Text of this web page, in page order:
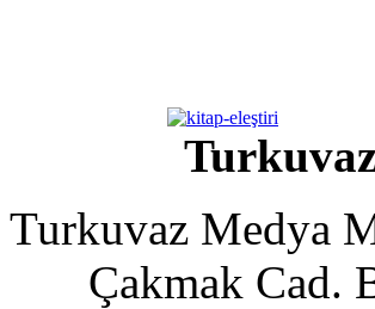
Turkuvaz
Turkuvaz Medya
Çakmak Cad.